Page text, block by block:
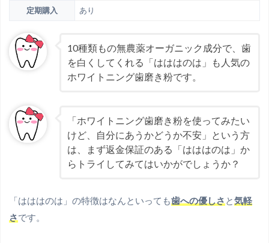
定期購入 あり
10種類もの無農薬オーガニック成分で、歯
を白くしてくれる「はははのは」も人気の
ホワイトニング歯磨き粉です。
「ホワイトニング歯磨き粉を使ってみたい
けど、自分にあうかどうか不安」という方
は、まず返金保証のある「はははのは」か
らトライしてみてはいかがでしょうか？
「はははのは」の特徴はなんといっても歯への優しさ と気軽
さです。